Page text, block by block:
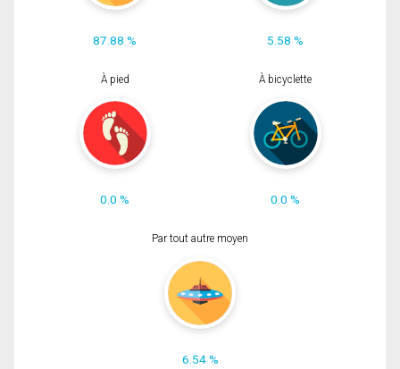
87.88 % 5.58 %
À pied
0.0 %
À bicyclette
0.0 %
Par tout autre moyen
6.54 %